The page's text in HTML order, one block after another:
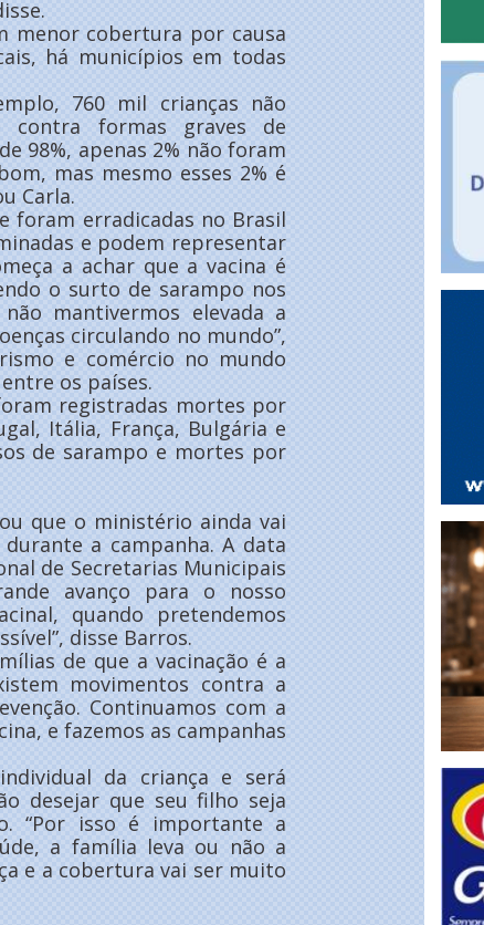
menor cobertura por causa
há municípios em todas
760 mil crianças não
contra formas graves de
98%, apenas 2% não foram
mas mesmo esses 2% é
Carla.
foram erradicadas no Brasil
e podem representar
a achar que a vacina é
o surto de sarampo nos
mantivermos elevada a
circulando no mundo”,
e comércio no mundo
os países.
registradas mortes por
Itália, França, Bulgária e
de sarampo e mortes por
que o ministério ainda vai
a campanha. A data
de Secretarias Municipais
avanço para o nosso
quando pretendemos
disse Barros.
de que a vacinação é a
movimentos contra a
Continuamos com a
e fazemos as campanhas
da criança e será
desejar que seu filho seja
“Por isso é importante a
a família leva ou não a
e a cobertura vai ser muito